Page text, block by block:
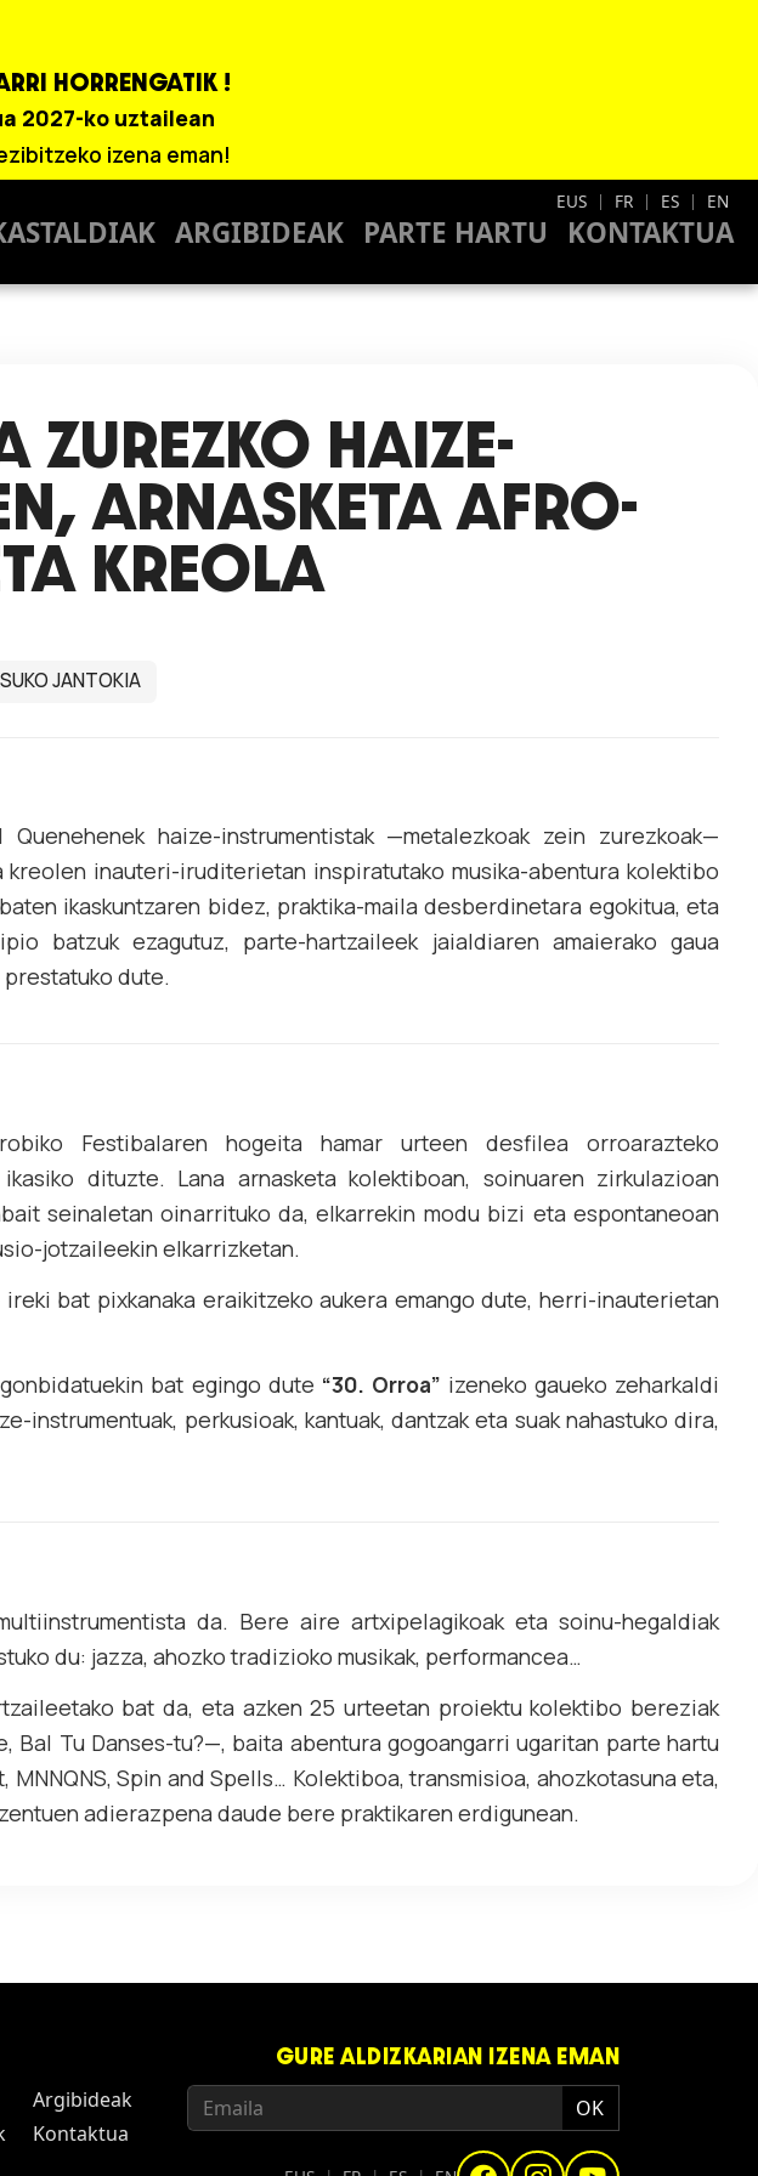
HORRENGATIK !
2027-ko uztailean
izena eman!
EUS | FR | ES | EN
ARGIBIDEAK PARTE HARTU KONTAKTUA
ZUREZKO HAIZE-
ARNASKETA AFRO-
KREOLA
JANTOKIA
haize-instrumentistak —metalezkoak zein zurezkoak—
inauteri-iruditerietan inspiratutako musika-abentura kolektibo
ikaskuntzaren bidez, praktika-maila desberdinetara egokitua, eta
batzuk ezagutuz, parte-hartzaileek jaialdiaren amaierako gaua
dute.
Festibalaren hogeita hamar urteen desfilea orroarazteko
dituzte. Lana arnasketa kolektiboan, soinuaren zirkulazioan
seinaletan oinarrituko da, elkarrekin modu bizi eta espontaneoan
jotzaileekin elkarrizketan.
bat pixkanaka eraikitzeko aukera emango dute, herri-inauterietan
bat egingo dute “30. Orroa” izeneko gaueko zeharkaldi
instrumentuak, perkusioak, kantuak, dantzak eta suak nahastuko dira,
da. Bere aire artxipelagikoak eta soinu-hegaldiak
du: jazza, ahozko tradizioko musikak, performancea…
bat da, eta azken 25 urteetan proiektu kolektibo bereziak
Bal Tu Danses-tu?—, baita abentura gogoangarri ugaritan parte hartu
Spin and Spells… Kolektiboa, transmisioa, ahozkotasuna eta,
adierazpena daude bere praktikaren erdigunean.
Argibideak
Kontaktua
GURE ALDIZKARIAN IZENA EMAN